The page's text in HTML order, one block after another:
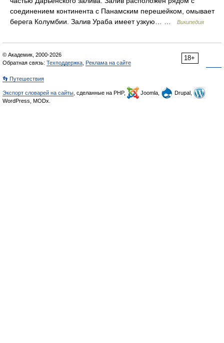
соединением континента с Панамским перешейком, омывает
берега Колумбии. Залив Ураба имеет узкую… …
Википедия
18+
© Академик, 2000-2026
Обратная связь: Техподдержка Реклама на сайте
👣 Путешествия
Экспорт словарей на сайты , сделанные на PHP, Joomla,
Drupal,
WordPress, MODx.